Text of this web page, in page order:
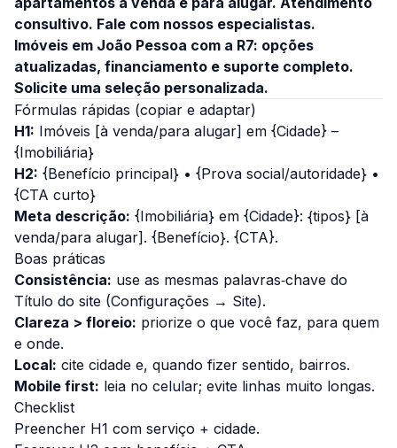
consultivo. Fale com nossos especialistas.
Imóveis em João Pessoa com a R7: opções
atualizadas, financiamento e suporte completo.
Solicite uma seleção personalizada.
Fórmulas rápidas (copiar e adaptar)
H1: Imóveis [à venda/para alugar] em {Cidade} –
{Imobiliária}
H2: {Benefício principal} • {Prova social/autoridade} •
{CTA curto}
Meta descrição: {Imobiliária} em {Cidade}: {tipos} [à
venda/para alugar]. {Benefício}. {CTA}.
Boas práticas
Consistência: use as mesmas palavras‑chave do
Título do site (Configurações → Site).
Clareza > floreio: priorize o que você faz, para quem
e onde.
Local: cite cidade e, quando fizer sentido, bairros.
Mobile first: leia no celular; evite linhas muito longas.
Checklist
Preencher H1 com serviço + cidade.